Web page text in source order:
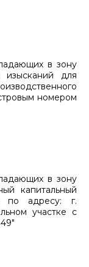
в зону
изысканий для
​​​​​​​номером
в зону
капитальный
по адресу: г.
участке с